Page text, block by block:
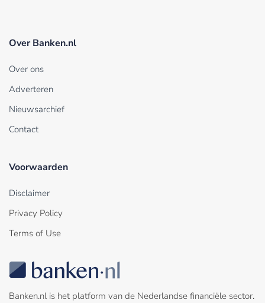
Over Banken.nl
Over ons
Adverteren
Nieuwsarchief
Contact
Voorwaarden
Disclaimer
Privacy Policy
Terms of Use
Banken.nl is het platform van de Nederlandse financiële sector.